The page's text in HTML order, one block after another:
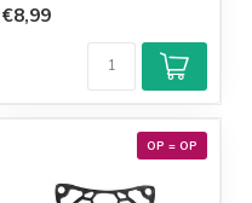
9,2/10
Achteraf
betalen mogelijk
productkennis
€8,99
OP = OP